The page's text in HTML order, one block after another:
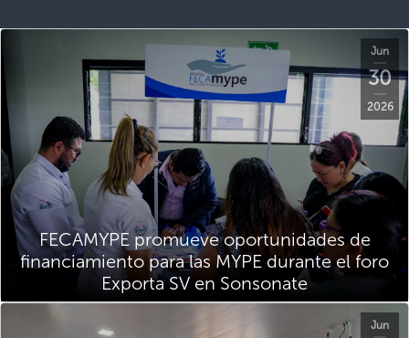
Jun
30
2026
FECAMYPE promueve oportunidades de
financiamiento para las MYPE durante el foro
Exporta SV en Sonsonate
Jun